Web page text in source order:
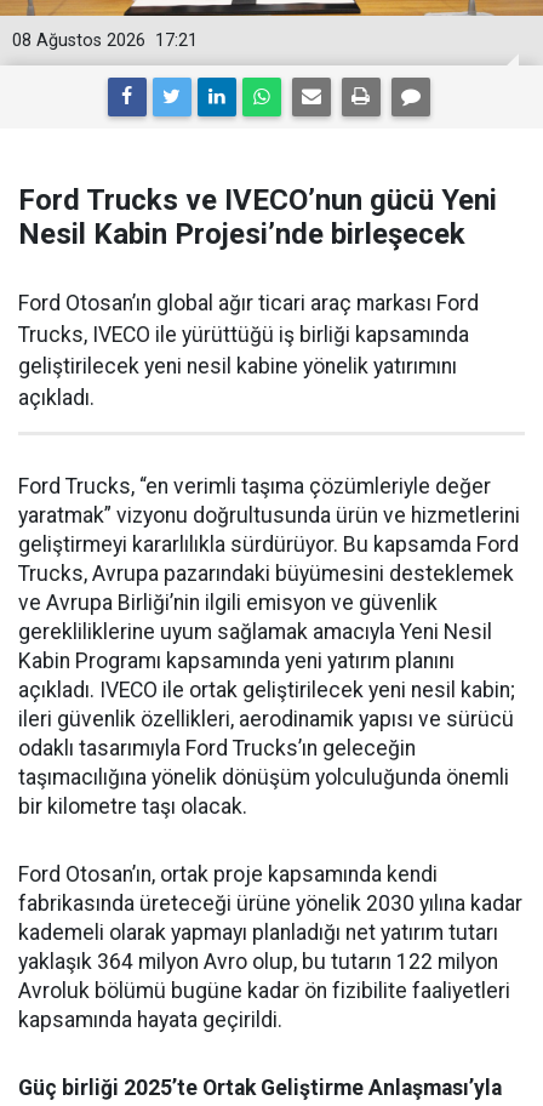
17:21
08 Ağustos 2026
Ford Trucks ve IVECO’nun gücü Yeni
Nesil Kabin Projesi’nde birleşecek
Ford Otosan’ın global ağır ticari araç markası Ford
Trucks, IVECO ile yürüttüğü iş birliği kapsamında
geliştirilecek yeni nesil kabine yönelik yatırımını
açıkladı.
Ford Trucks, “en verimli taşıma çözümleriyle değer
yaratmak” vizyonu doğrultusunda ürün ve hizmetlerini
geliştirmeyi kararlılıkla sürdürüyor. Bu kapsamda Ford
Trucks, Avrupa pazarındaki büyümesini desteklemek
ve Avrupa Birliği’nin ilgili emisyon ve güvenlik
gerekliliklerine uyum sağlamak amacıyla Yeni Nesil
Kabin Programı kapsamında yeni yatırım planını
açıkladı. IVECO ile ortak geliştirilecek yeni nesil kabin;
ileri güvenlik özellikleri, aerodinamik yapısı ve sürücü
odaklı tasarımıyla Ford Trucks’ın geleceğin
taşımacılığına yönelik dönüşüm yolculuğunda önemli
bir kilometre taşı olacak.
Ford Otosan’ın, ortak proje kapsamında kendi
fabrikasında üreteceği ürüne yönelik 2030 yılına kadar
kademeli olarak yapmayı planladığı net yatırım tutarı
yaklaşık 364 milyon Avro olup, bu tutarın 122 milyon
Avroluk bölümü bugüne kadar ön fizibilite faaliyetleri
kapsamında hayata geçirildi.
Güç birliği 2025’te Ortak Geliştirme Anlaşması’yla